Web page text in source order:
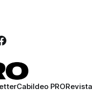
Cabildeo PRORevista